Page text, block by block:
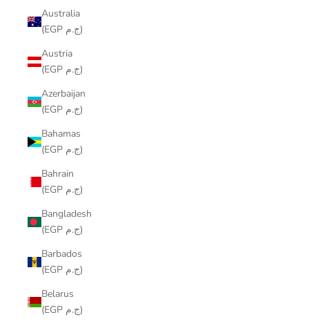
Australia
(EGP ج.م)
Austria
(EGP ج.م)
Azerbaijan
(EGP ج.م)
Bahamas
(EGP ج.م)
Bahrain
(EGP ج.م)
Bangladesh
(EGP ج.م)
Barbados
(EGP ج.م)
Belarus
(EGP ج.م)